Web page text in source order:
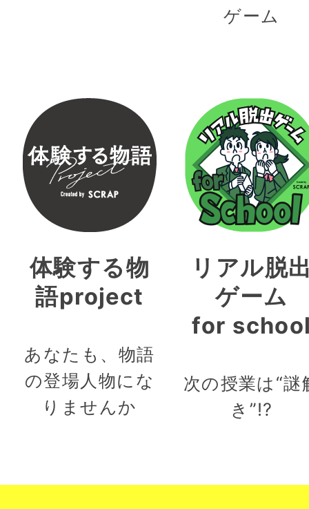
ゲーム
体験する物
語project
あなたも、物語
の登場人物にな
りませんか
リアル脱
ゲーム
for
次の授業は“謎
き”!?